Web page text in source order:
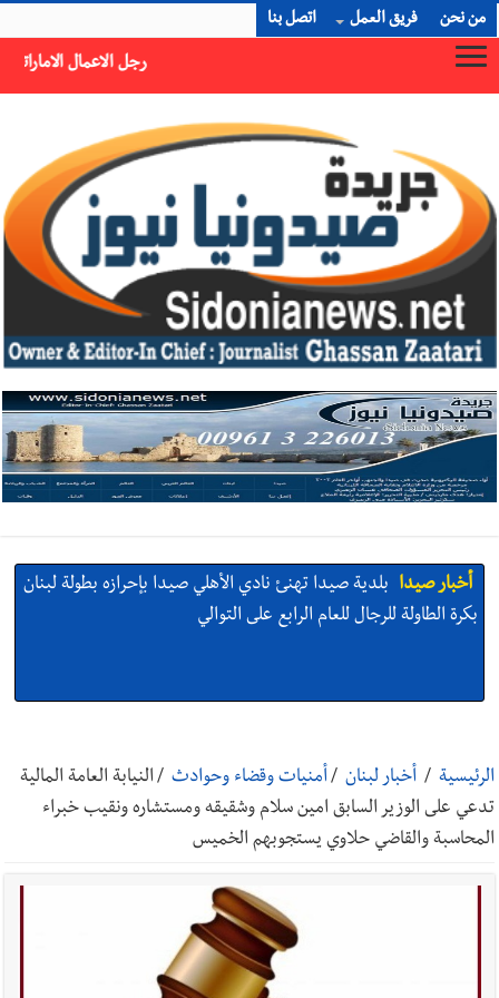
من نحن فريق العمل اتصل بنا
أخبار صيدا بلدية صيدا تهنئ نادي الأهلي صيدا بإحرازه بطولة لبنان
بكرة الطاولة للرجال للعام الرابع على التوالي
عمر مرجان يتصل برئيس النادي الرياضي مهنئا بإحراز
البطولة
مؤسسة مياه لبنان الجنوبي : انخفاض التغذية بالمياه
الرئيسية / أخبار لبنان / أمنيات وقضاء وحوادث / النيابة العامة المالية
تدعي على الوزير السابق امين سلام وشقيقه ومستشاره ونقيب خبراء
المحاسبة والقاضي حلاوي يستجوبهم الخميس